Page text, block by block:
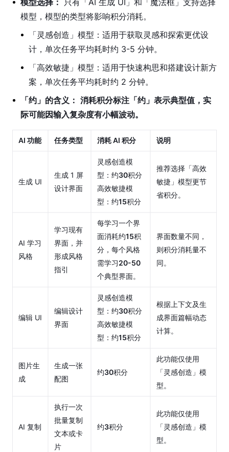
付
费
版
本
妙
多
AI
积
分
妙
多
管
批
模型选择：
只有「AI 生成 UI」和「魔法框」支持选择
模型，模型的类型将影响积分消耗。
「灵感创造」模型：适用于获取灵感和探索更优设
计，单次任务平均耗时约 3-5 分钟。
「高效敏捷」模型：适用于快速构思和搭建设计新方
案，单次任务平均耗时约 2 分钟。
「约」的含义： 消耗积分标注「约」表示典型值，实
际可能因输入复杂度有小幅波动。
AI 功能 任务类型 消耗 AI 积分 说明
生成 UI
生成 1 屏
设计界面
灵感创造模
型：约30积分
高效敏捷模
型：约15积分
推荐选择「高效
敏捷」模型更节
省积分。
AI 学习
风格
学习现有
界面，并
形成风格
指引
每学习一个界
面消耗约15积
分，每个风格
需学习20-50
个典型界面。
界面数量不同，
则积分消耗量不
同。
编辑 UI
编辑设计
界面
灵感创造模
型：约30积分
高效敏捷模
型：约15积分
根据上下文及生
成界面篇幅动态
计算。
图片生
成
生成一张
配图
约30积分
此功能仅使用
「灵感创造」模
型。
AI 复制
执行一次
批量复制
文本或卡
片
约3积分
此功能仅使用
「灵感创造」模
型。